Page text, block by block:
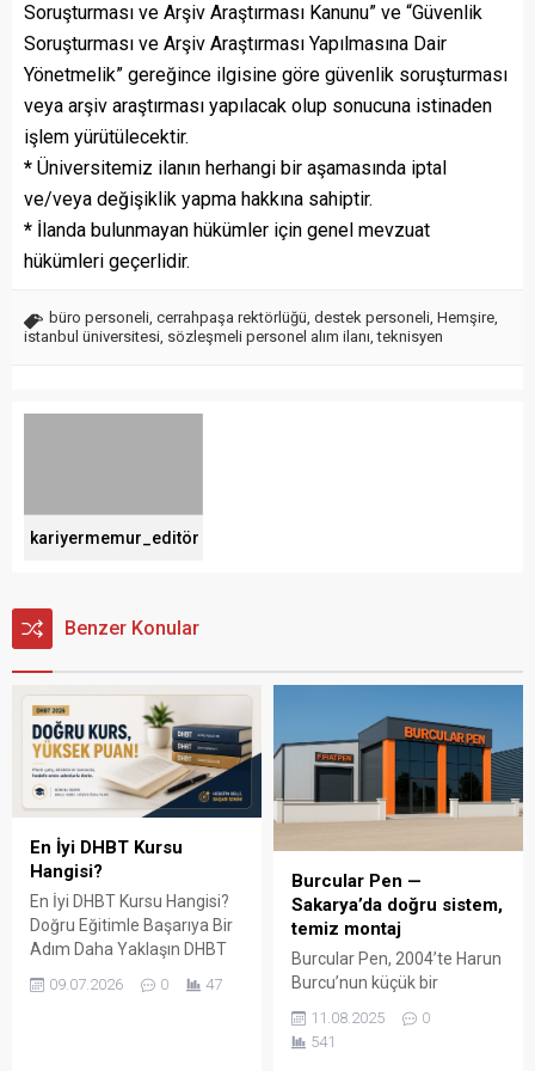
Soruşturması ve Arşiv Araştırması Kanunu” ve “Güvenlik
Soruşturması ve Arşiv Araştırması Yapılmasına Dair
Yönetmelik” gereğince ilgisine göre güvenlik soruşturması
veya arşiv araştırması yapılacak olup sonucuna istinaden
işlem yürütülecektir.
* Üniversitemiz ilanın herhangi bir aşamasında iptal
ve/veya değişiklik yapma hakkına sahiptir.
* İlanda bulunmayan hükümler için genel mevzuat
hükümleri geçerlidir.
büro personeli, cerrahpaşa rektörlüğü, destek personeli, Hemşire,
istanbul üniversitesi, sözleşmeli personel alım ilanı,teknisyen
kariyermemur_editör
Benzer Konular
En İyi DHBT Kursu
Hangisi?
En İyi DHBT Kursu Hangisi?
Doğru Eğitimle Başarıya Bir
Adım Daha Yaklaşın DHBT
(Din Hizmetleri Alan Bilgisi
Testi), Diyanet İşleri
09.07.2026 0 47
Burcular Pen —
Sakarya’da doğru sistem,
temiz montaj
Burcular Pen, 2004’te Harun
Burcu’nun küçük bir
atölyede attığı adımla
başladı; bugün Serdivan’daki
147 m² showroomu ve 750
11.08.2025
0
541